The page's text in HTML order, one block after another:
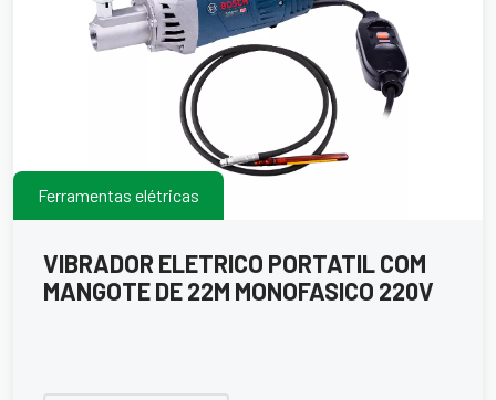
Ferramentas elétricas
VIBRADOR ELETRICO PORTATIL COM
MANGOTE DE 22M MONOFASICO 220V